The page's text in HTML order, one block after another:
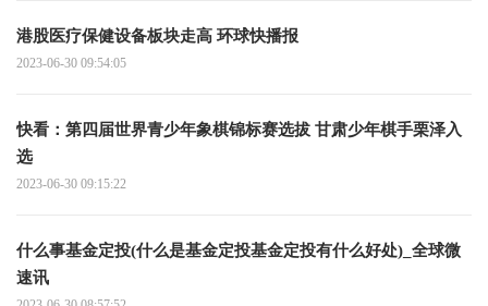
港股医疗保健设备板块走高 环球快播报
2023-06-30 09:54:05
快看：第四届世界青少年象棋锦标赛选拔 甘肃少年棋手栗泽入
选
2023-06-30 09:15:22
什么事基金定投(什么是基金定投基金定投有什么好处)_全球微
速讯